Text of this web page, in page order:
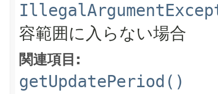
容範囲に入らない場合
関連項目:
getUpdatePeriod()